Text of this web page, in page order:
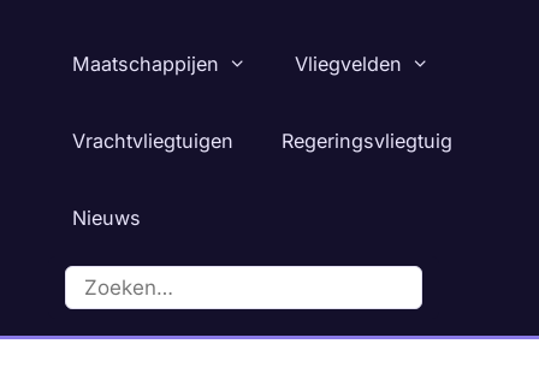
Maatschappijen Vliegvelden
Vrachtvliegtuigen Regeringsvliegtuig
Nieuws